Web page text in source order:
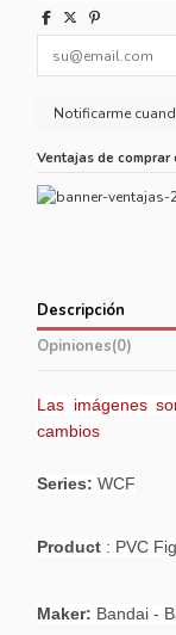
Ventajas de comprar
Descripción
Opiniones(0)
Las imágenes
cambios
Series: WCF
Product : PVC
Maker: Bandai -